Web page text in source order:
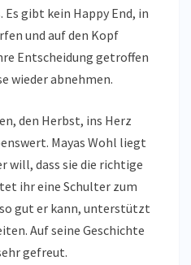
gibt kein Happy End, in
und auf den Kopf
Entscheidung getroffen
wieder abnehmen.
den Herbst, ins Herz
Mayas Wohl liegt
will, dass sie die richtige
ihr eine Schulter zum
gut er kann, unterstützt
Auf seine Geschichte
gefreut.